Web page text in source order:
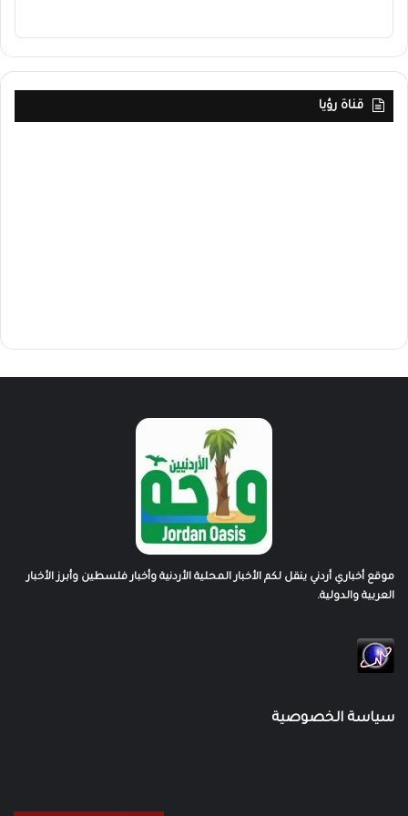
قناة رؤيا
موقع أخباري أردني ينقل لكم الأخبار المحلية الأردنية وأخبار فلسطين وأبرز الأخبار
العربية والدولية.
سياسة الخصوصية